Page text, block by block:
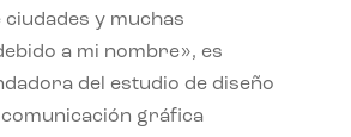
ciudades y muchas
a mi nombre», es
del estudio de diseño
gráfica